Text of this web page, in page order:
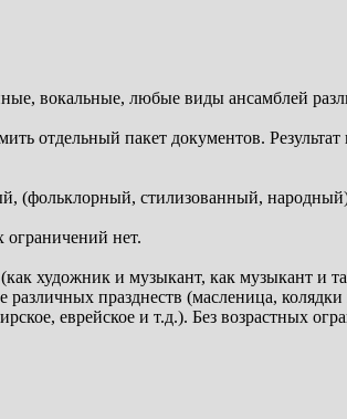
вокальные, любые виды ансамблей
отдельный пакет документов. Результат
(фольклорный, стилизованный,
ограничений нет.
художник и музыкант, как музыкант и
различных празднеств (масленица,
еврейское и т.д.). Без возрастных